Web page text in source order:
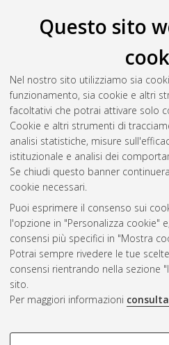
Questo sito
Nel nostro sito utilizziamo sia
funzionamento, sia cookie e altri
facoltativi che potrai attivare solo
Cookie e altri strumenti di
analisi statistiche, misure
istituzionale e analisi dei
Se chiudi questo banner
cookie necessari.
Puoi esprimere il consenso sui
l'opzione in "Personalizza cookie"
consensi più specifici in "Mostra
Potrai sempre rivedere le tue
consensi rientrando nella sezione
sito.
Per maggiori informazioni
COOKIE DI PROFILAZIONE -
Sani, Lorenzo(2019)Correzioni
idrogenoidi e struttura fine.
Corso di Studio inFisica [L-
Questa lista e' stata
Atom
Rss 1.0
Rss 2.0
AMS Laurea
Impostazioni Cookie